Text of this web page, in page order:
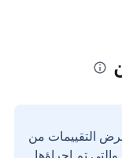
التقييمات من